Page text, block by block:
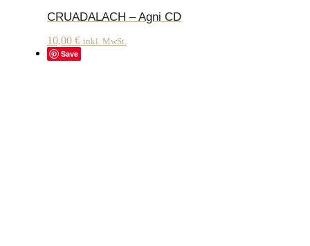
CRUADALACH – Agni CD
10,00 € inkl. MwSt.
Save